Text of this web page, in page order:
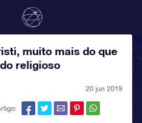
muito mais do que
religioso
20 jun 2019